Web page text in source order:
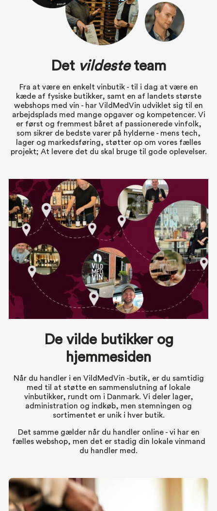
Det vildesteteam
Fra at være en enkelt vinbutik - til i dag at være en
kæde af fysiske butikker, samt en af landets største
webshops med vin - har VildMedVin udviklet sig til en
arbejdsplads med mange opgaver og kompetencer. Vi
er først og fremmest båret af passionerede vinfolk,
som sikrer de bedste varer på hylderne - mens tech,
lager og markedsføring, støtter op om vores fælles
projekt; At levere det du skal bruge til gode oplevelser.
De vilde butikker og
hjemmesiden
Når du handler i en VildMedVin -butik, er du samtidig
med til at støtte en sammenslutning af lokale
vinbutikker, rundt om i Danmark. Vi deler lager,
administration og indkøb, men stemningen og
sortimentet er unik i hver butik.
Det samme gælder når du handler online - vi har en
fælles webshop, men det er stadig din lokale vinmand
du handler med.